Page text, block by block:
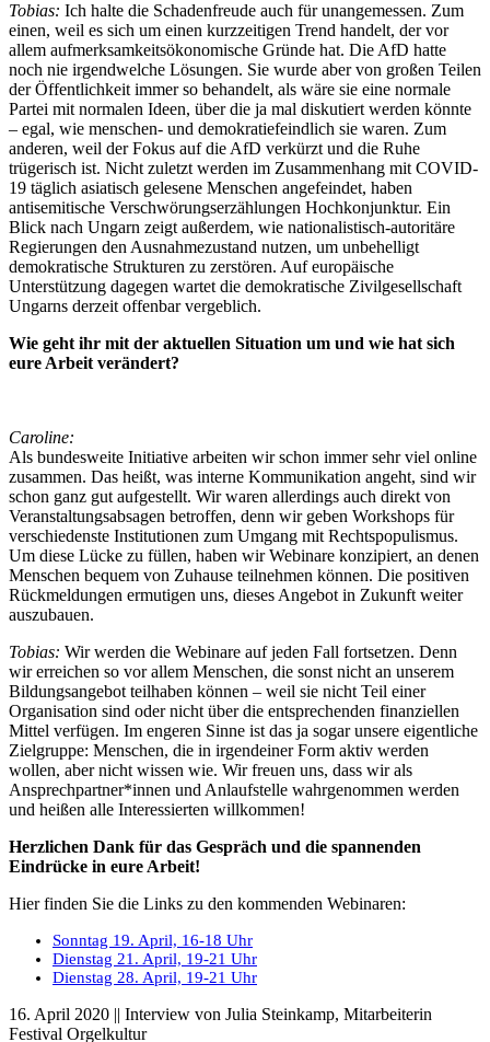
Tobias: Ich halte die Schadenfreude auch für unangemessen. Zum
einen, weil es sich um einen kurzzeitigen Trend handelt, der vor
allem aufmerksamkeitsökonomische Gründe hat. Die AfD hatte
noch nie irgendwelche Lösungen. Sie wurde aber von großen Teilen
der Öffentlichkeit immer so behandelt, als wäre sie eine normale
Partei mit normalen Ideen, über die ja mal diskutiert werden könnte
– egal, wie menschen- und demokratiefeindlich sie waren. Zum
anderen, weil der Fokus auf die AfD verkürzt und die Ruhe
trügerisch ist. Nicht zuletzt werden im Zusammenhang mit COVID-
19 täglich asiatisch gelesene Menschen angefeindet, haben
antisemitische Verschwörungserzählungen Hochkonjunktur. Ein
Blick nach Ungarn zeigt außerdem, wie nationalistisch-autoritäre
Regierungen den Ausnahmezustand nutzen, um unbehelligt
demokratische Strukturen zu zerstören. Auf europäische
Unterstützung dagegen wartet die demokratische Zivilgesellschaft
Ungarns derzeit offenbar vergeblich.
Wie geht ihr mit der aktuellen Situation um und wie hat sich
eure Arbeit verändert?
Caroline:
Als bundesweite Initiative arbeiten wir schon immer sehr viel online
zusammen. Das heißt, was interne Kommunikation angeht, sind wir
schon ganz gut aufgestellt. Wir waren allerdings auch direkt von
Veranstaltungsabsagen betroffen, denn wir geben Workshops für
verschiedenste Institutionen zum Umgang mit Rechtspopulismus.
Um diese Lücke zu füllen, haben wir Webinare konzipiert, an denen
Menschen bequem von Zuhause teilnehmen können. Die positiven
Rückmeldungen ermutigen uns, dieses Angebot in Zukunft weiter
auszubauen.
Tobias: Wir werden die Webinare auf jeden Fall fortsetzen. Denn
wir erreichen so vor allem Menschen, die sonst nicht an unserem
Bildungsangebot teilhaben können – weil sie nicht Teil einer
Organisation sind oder nicht über die entsprechenden finanziellen
Mittel verfügen. Im engeren Sinne ist das ja sogar unsere eigentliche
Zielgruppe: Menschen, die in irgendeiner Form aktiv werden
wollen, aber nicht wissen wie. Wir freuen uns, dass wir als
Ansprechpartner*innen und Anlaufstelle wahrgenommen werden
und heißen alle Interessierten willkommen!
Herzlichen Dank für das Gespräch und die spannenden
Eindrücke in eure Arbeit!
Hier finden Sie die Links zu den kommenden Webinaren:
Sonntag 19. April, 16-18 Uhr
Dienstag 21. April, 19-21 Uhr
Dienstag 28. April, 19-21 Uhr
16. April 2020 || Interview von Julia Steinkamp, Mitarbeiterin
Festival Orgelkultur